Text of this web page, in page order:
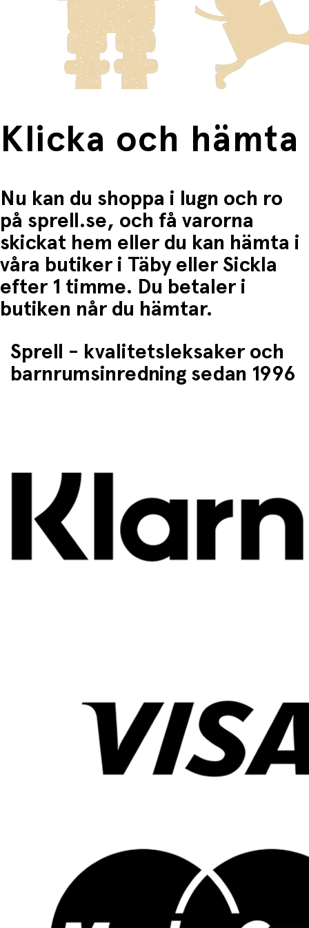
innebär en högre fraktkostnad.
Produkter som omfattas av detta är tydligt märkta, och
frakten för dessa varor visas i kassan.
Fri frakt när du handlar för mer än 1500:-
Klicka och hämta
Nu kan du shoppa i lugn och ro
på sprell.se, och få varorna
skickat hem eller du kan hämta i
våra butiker i Täby eller Sickla
efter 1 timme. Du betaler i
butiken når du hämtar.
Sprell - kvalitetsleksaker och
barnrumsinredning sedan 1996